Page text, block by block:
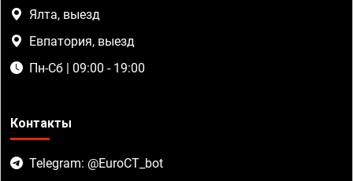
Ялта, выезд
Евпатория, выезд
Пн-Сб | 09:00 - 19:00
Контакты
Telegram: @EuroCT_bot